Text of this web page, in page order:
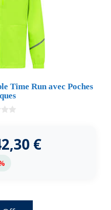
Time Run avec Poches
€